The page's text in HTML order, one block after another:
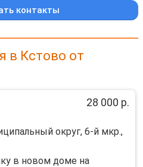
контакты
в Кстово от
28 000 р.
округ, 6-й мкр.,
в новом доме на